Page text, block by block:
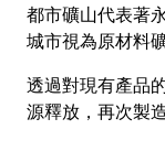
都市礦山代表著
城市視為原材料礦
透過對現有產品
源釋放，再次製